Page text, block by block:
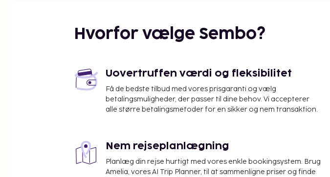
Hvorfor vælge Sembo?
Uovertruffen værdi og fleksibilitet
Få de bedste tilbud med vores prisgaranti og vælg
betalingsmuligheder, der passer til dine behov. Vi accepterer
alle større betalingsmetoder for en sikker og nem transaktion.
Nem rejseplanlægning
Planlæg din rejse hurtigt med vores enkle bookingsystem. Brug
Amelia, vores AI Trip Planner, til at sammenligne priser og finde